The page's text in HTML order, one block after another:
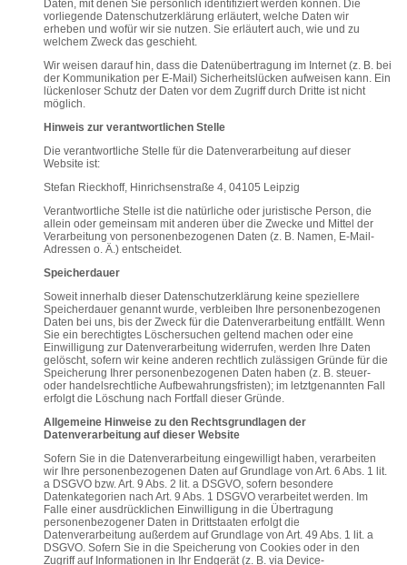
Daten, mit denen Sie persönlich identifiziert werden können. Die
vorliegende Datenschutzerklärung erläutert, welche Daten wir
erheben und wofür wir sie nutzen. Sie erläutert auch, wie und zu
welchem Zweck das geschieht.
Wir weisen darauf hin, dass die Datenübertragung im Internet (z. B. bei
der Kommunikation per E-Mail) Sicherheitslücken aufweisen kann. Ein
lückenloser Schutz der Daten vor dem Zugriff durch Dritte ist nicht
möglich.
Hinweis zur verantwortlichen Stelle
Die verantwortliche Stelle für die Datenverarbeitung auf dieser
Website ist:
Stefan Rieckhoff, Hinrichsenstraße 4, 04105 Leipzig
Verantwortliche Stelle ist die natürliche oder juristische Person, die
allein oder gemeinsam mit anderen über die Zwecke und Mittel der
Verarbeitung von personenbezogenen Daten (z. B. Namen, E-Mail-
Adressen o. Ä.) entscheidet.
Speicherdauer
Soweit innerhalb dieser Datenschutzerklärung keine speziellere
Speicherdauer genannt wurde, verbleiben Ihre personenbezogenen
Daten bei uns, bis der Zweck für die Datenverarbeitung entfällt. Wenn
Sie ein berechtigtes Löschersuchen geltend machen oder eine
Einwilligung zur Datenverarbeitung widerrufen, werden Ihre Daten
gelöscht, sofern wir keine anderen rechtlich zulässigen Gründe für die
Speicherung Ihrer personenbezogenen Daten haben (z. B. steuer-
oder handelsrechtliche Aufbewahrungsfristen); im letztgenannten Fall
erfolgt die Löschung nach Fortfall dieser Gründe.
Allgemeine Hinweise zu den Rechtsgrundlagen der
Datenverarbeitung auf dieser Website
Sofern Sie in die Datenverarbeitung eingewilligt haben, verarbeiten
wir Ihre personenbezogenen Daten auf Grundlage von Art. 6 Abs. 1 lit.
a DSGVO bzw. Art. 9 Abs. 2 lit. a DSGVO, sofern besondere
Datenkategorien nach Art. 9 Abs. 1 DSGVO verarbeitet werden. Im
Falle einer ausdrücklichen Einwilligung in die Übertragung
personenbezogener Daten in Drittstaaten erfolgt die
Datenverarbeitung außerdem auf Grundlage von Art. 49 Abs. 1 lit. a
DSGVO. Sofern Sie in die Speicherung von Cookies oder in den
Zugriff auf Informationen in Ihr Endgerät (z. B. via Device-